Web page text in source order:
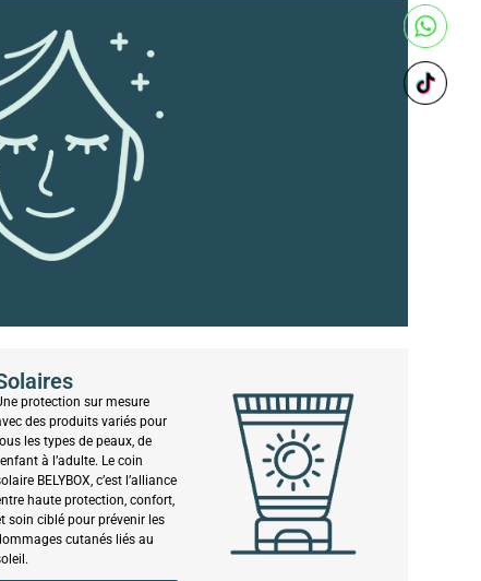
protection sur mesure
des produits variés pour
les types de peaux, de
à l’adulte. Le coin
BELYBOX, c’est l’alliance
haute protection, confort,
soin ciblé pour prévenir les
cutanés liés au